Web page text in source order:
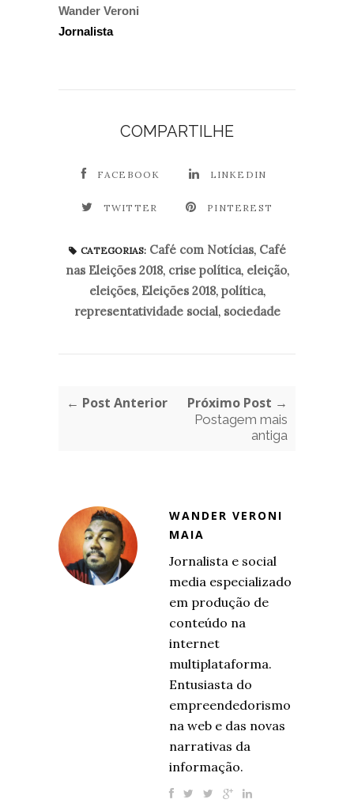
Wander Veroni
Jornalista
COMPARTILHE
FACEBOOK LINKEDIN
TWITTER PINTEREST
CATEGORIAS: Café com Notícias, Café
nas Eleições 2018, crise política, eleição,
eleições, Eleições 2018, política,
representatividade social, sociedade
← Post Anterior Próximo Post →
Postagem mais
antiga
WANDER VERONI
MAIA
Jornalista e social
media especializado
em produção de
conteúdo na
internet
multiplataforma.
Entusiasta do
empreendedorismo
na web e das novas
narrativas da
informação.